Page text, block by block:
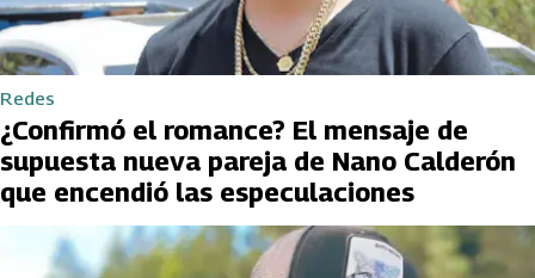
Redes
¿Confirmó el romance? El mensaje de
supuesta nueva pareja de Nano Calderón
que encendió las especulaciones